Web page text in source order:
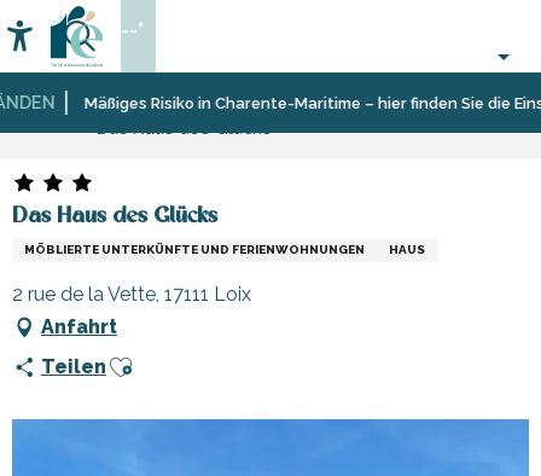
au
contenu
principalMäßiges Risiko in Charente-Maritime – hier finden Sie die
Accessibilité
Suche
--°
Startseite AufenthaltUnterkünfteFerienunterkünfte
Das Haus des Glücks
MÖBLIERTE UNTERKÜNFTE UND FERIENWOHNUNGEN HAUS
2 rue de la Vette, 17111 Loix
Anfahrt
Teilen Ajouter aux favoris